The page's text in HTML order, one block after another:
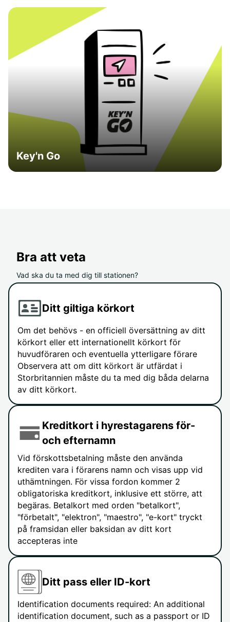
Key'n Go
Bra att veta
Vad ska du ta med dig till stationen?
Ditt giltiga körkort
Om det behövs - en officiell översättning av ditt
körkort eller ett internationellt körkort för
huvudföraren och eventuella ytterligare förare
Observera att om ditt körkort är utfärdat i
Storbritannien måste du ta med dig båda delarna
av ditt körkort.
Kreditkort i hyrestagarens för-
och efternamn
Vid förskottsbetalning måste den använda
krediten vara i förarens namn och visas upp vid
uthämtningen. För vissa fordon kommer 2
obligatoriska kreditkort, inklusive ett större, att
begäras. Betalkort med orden "betalkort",
"förbetalt", "elektron", "maestro", "e-kort" tryckt
på framsidan eller baksidan av ditt kort
accepteras inte
Ditt pass eller ID-kort
Identification documents required: An additional
identification document, such as a passport or ID